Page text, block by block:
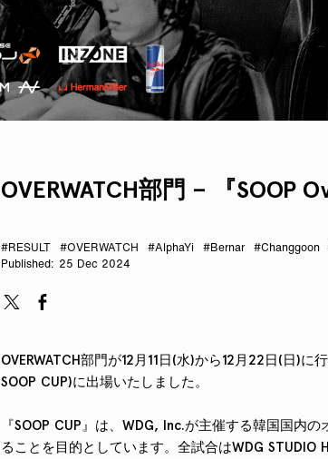
OVERWATCH部門 – 『SOOP
#RESULT #OVERWATCH #AlphaYi #Bernar #Changgoon
25 Dec 2024
OVERWATCH部門が12月11日(水)から12月22日(日)
SOOP CUP)に出場いたしました。
『SOOP CUP』は、WDG, Inc.が主催する韓国国内
ることを目的としています。全試合はWDG STUDIO